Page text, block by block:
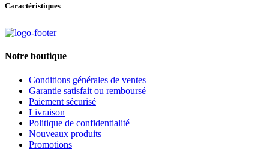
Caractéristiques
Notre boutique
Conditions générales de ventes
Garantie satisfait ou remboursé
Paiement sécurisé
Livraison
Politique de confidentialité
Nouveaux produits
Promotions